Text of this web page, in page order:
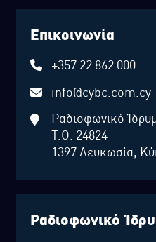
Επικοινωνία
+357 22 862 000
info@cybc.com.cy
Ραδιοφωνικό
Τ.Θ. 24824
1397 Λευκωσία,
Ραδιοφωνικό